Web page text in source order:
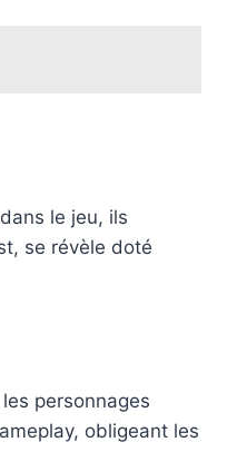
le jeu, ils
se révèle doté
personnages
obligeant les